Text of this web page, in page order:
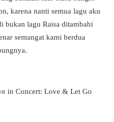
karena nanti semua lagu aku
bukan lagu Raisa ditambahi
semangat kami berdua
in Concert: Love & Let Go